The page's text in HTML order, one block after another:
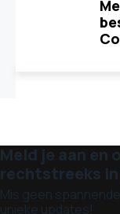
Meld je aan en
rechtstreeks in
Mis geen
unieke updates!